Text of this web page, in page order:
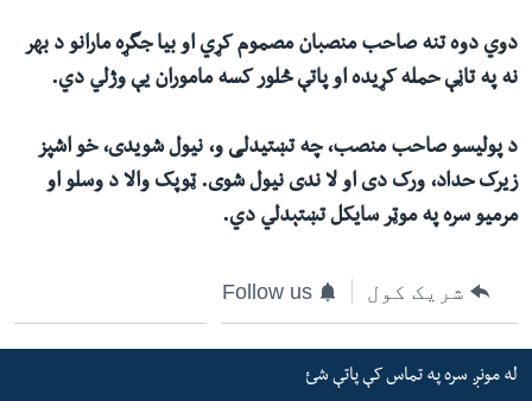
دوي دوه تنه صاحب منصبان مصموم کړي او بیا جگړه مارانو د بهر
نه په تاڼې حمله کړیده او پاتې څلور کسه ماموران یې وژلي دي.
د پولیسو صاحب منصب، چه تښتیدلی و، نیول شویدی، خو اشپز
زیرک حداد، ورک دی او لا ندی نیول شوی. ټوپک والا د وسلو او
مرمیو سره په موټر سایکل تښتېدلي دي.
شریک کول Follow us
له مونږ سره په تماس کې پاتې شئ